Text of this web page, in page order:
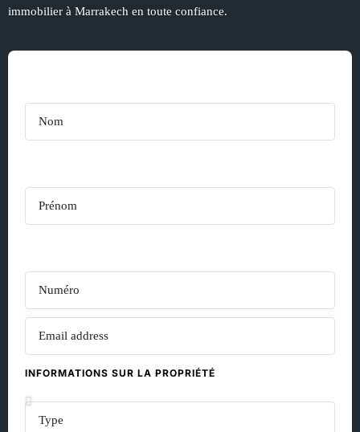
immobilier à Marrakech en toute confiance.
INFORMATIONS SUR LA PROPRIÉTÉ